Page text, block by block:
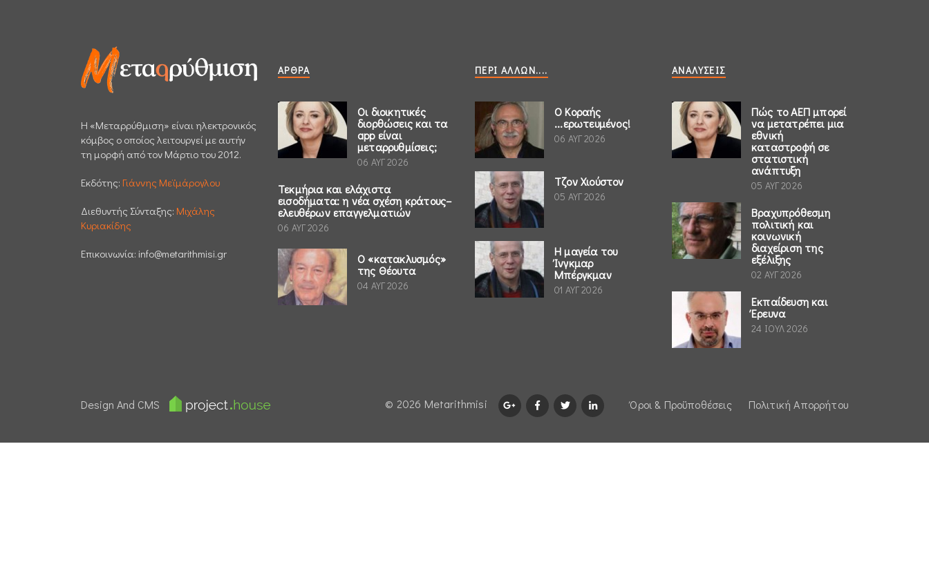
H «Μεταρρύθμιση» είναι ηλεκτρονικός
κόμβος ο οποίος λειτουργεί με αυτήν
τη μορφή από τον Μάρτιο του 2012.
Εκδότης: Γιάννης Μεϊμάρογλου
Διεθυντής Σύνταξης: Μιχάλης
Κυριακίδης
Επικοινωνία: info@metarithmisi.gr
ΆΡΘΡΑ
Οι διοικητικές
διορθώσεις και τα
app είναι
μεταρρυθμίσεις;
06 ΑΥΓ 2026
Τεκμήρια και ελάχιστα
εισοδήματα: η νέα σχέση κράτους–
ελευθέρων επαγγελματιών
06 ΑΥΓ 2026
Ο «κατακλυσμός»
της Θέουτα
04 ΑΥΓ 2026
ΠΕΡΊ ΆΛΛΩΝ....
Ο Κοραής
...ερωτευμένος!
06 ΑΥΓ 2026
Τζον Χιούστον
05 ΑΥΓ 2026
Η μαγεία του
Ίνγκμαρ
Μπέργκμαν
01 ΑΥΓ 2026
ΑΝΑΛΎΣΕΙΣ
Πώς το ΑΕΠ μπορεί
να μετατρέπει μια
εθνική
καταστροφή σε
στατιστική
ανάπτυξη
05 ΑΥΓ 2026
Βραχυπρόθεσμη
πολιτική και
κοινωνική
διαχείριση της
εξέλιξης
02 ΑΥΓ 2026
Εκπαίδευση και
Έρευνα
24 ΙΟΥΛ 2026
Design And CMS Όροι & Προϋποθέσεις Πολιτική Απορρήτου
© 2026 Μetarithmisi